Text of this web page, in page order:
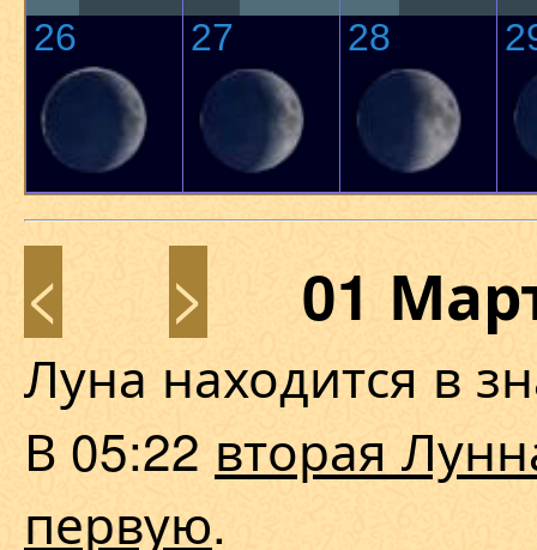
26
27
28
< > 01
Луна находится в
В 05:22 вторая
первую.